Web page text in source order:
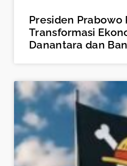
Presiden Prabowo
Transformasi
Danantara dan